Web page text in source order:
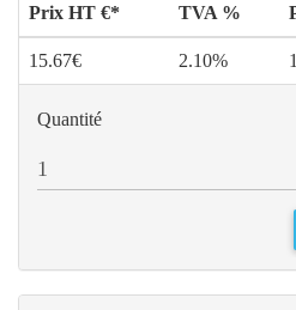
Prix HT €* TVA %
15.67€ 2.10%
Quantité